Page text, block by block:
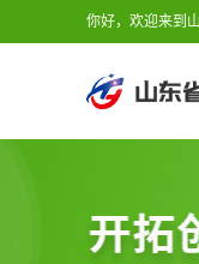
你好，欢迎来到